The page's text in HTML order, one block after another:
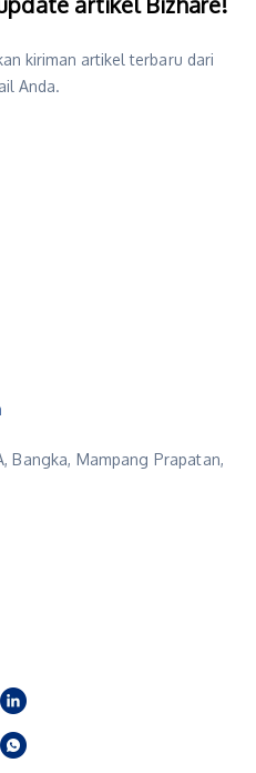
kiriman artikel terbaru dari
Anda.
Bangka, Mampang Prapatan,